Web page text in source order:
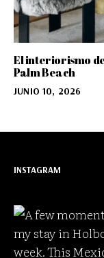
El interiorismo
Palm Beach
JUNIO 10, 2026
INSTAGRAM